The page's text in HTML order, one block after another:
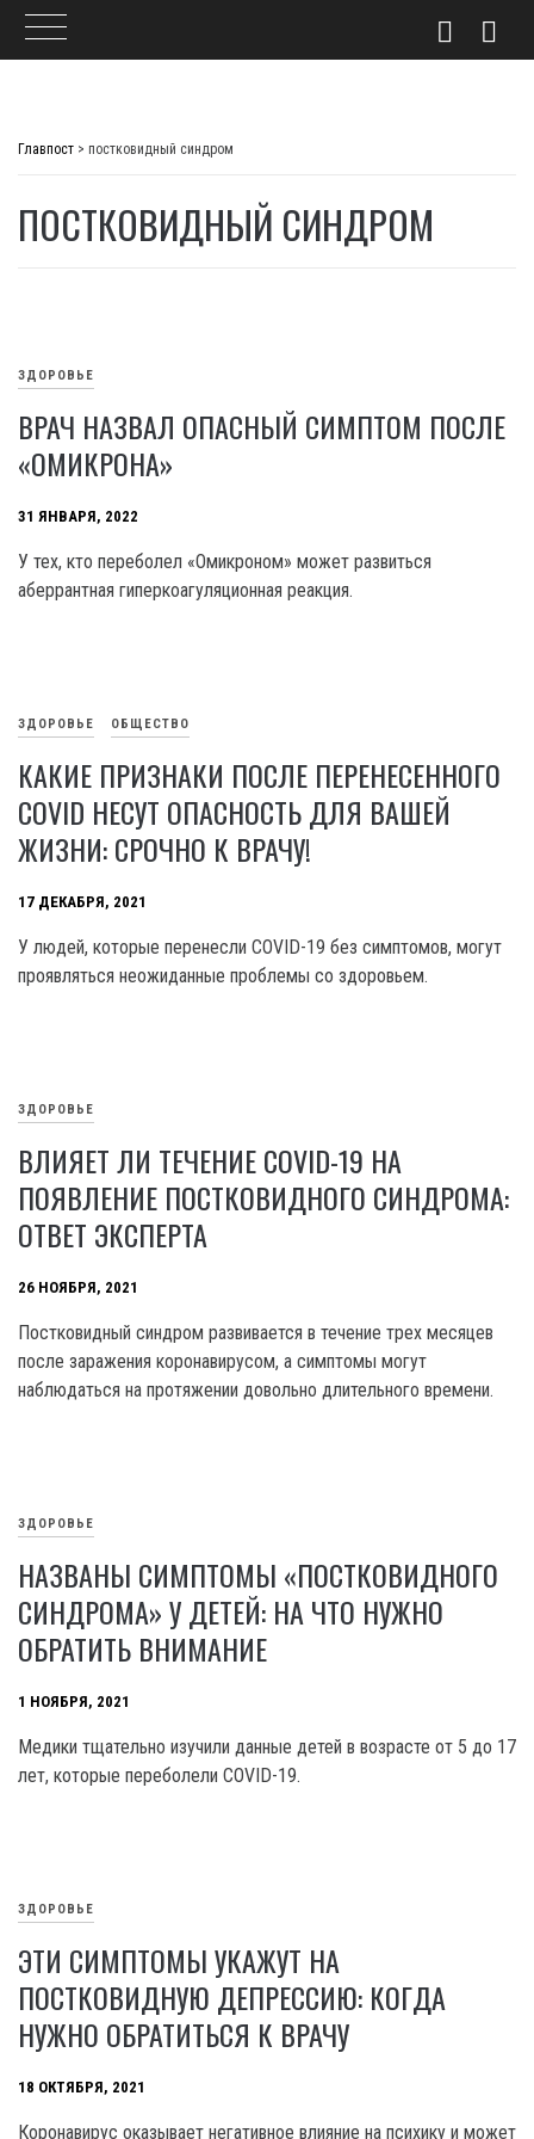
Главпост > постковидный синдром
ПОСТКОВИДНЫЙ СИНДРОМ
ЗДОРОВЬЕ
ВРАЧ НАЗВАЛ ОПАСНЫЙ СИМПТОМ ПОСЛЕ
«ОМИКРОНА»
31 ЯНВАРЯ, 2022
У тех, кто переболел «Омикроном» может развиться
аберрантная гиперкоагуляционная реакция.
ЗДОРОВЬЕ ОБЩЕСТВО
КАКИЕ ПРИЗНАКИ ПОСЛЕ ПЕРЕНЕСЕННОГО
COVID НЕСУТ ОПАСНОСТЬ ДЛЯ ВАШЕЙ
ЖИЗНИ: СРОЧНО К ВРАЧУ!
17 ДЕКАБРЯ, 2021
У людей, которые перенесли COVID-19 без симптомов, могут
проявляться неожиданные проблемы со здоровьем.
ЗДОРОВЬЕ
ВЛИЯЕТ ЛИ ТЕЧЕНИЕ COVID-19 НА
ПОЯВЛЕНИЕ ПОСТКОВИДНОГО СИНДРОМА:
ОТВЕТ ЭКСПЕРТА
26 НОЯБРЯ, 2021
Постковидный синдром развивается в течение трех месяцев
после заражения коронавирусом, а симптомы могут
наблюдаться на протяжении довольно длительного времени.
ЗДОРОВЬЕ
НАЗВАНЫ СИМПТОМЫ «ПОСТКОВИДНОГО
СИНДРОМА» У ДЕТЕЙ: НА ЧТО НУЖНО
ОБРАТИТЬ ВНИМАНИЕ
1 НОЯБРЯ, 2021
Медики тщательно изучили данные детей в возрасте от 5 до 17
лет, которые переболели COVID-19.
ЗДОРОВЬЕ
ЭТИ СИМПТОМЫ УКАЖУТ НА
ПОСТКОВИДНУЮ ДЕПРЕССИЮ: КОГДА
НУЖНО ОБРАТИТЬСЯ К ВРАЧУ
18 ОКТЯБРЯ, 2021
Коронавирус оказывает негативное влияние на психику и может